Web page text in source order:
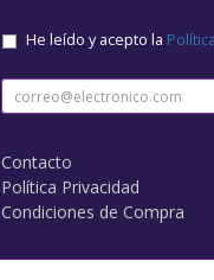
He leído y acepto la
Contacto
Política Privacidad
Condiciones de Compra